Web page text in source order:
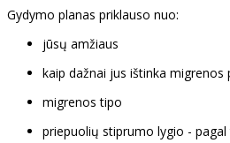
Gydymo planas priklauso nuo:
jūsų amžiaus
kaip dažnai jus ištinka migrenos
migrenos tipo
priepuolių stiprumo lygio -